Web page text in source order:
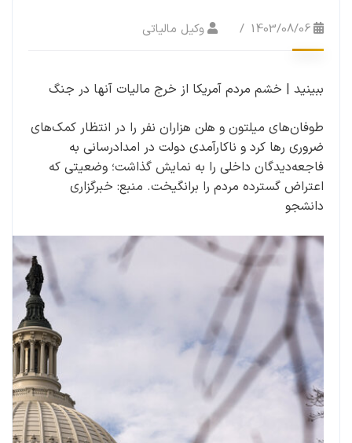
1403/08/06 وکیل مالیاتی
ببینید | خشم مردم آمریکا از خرج مالیات آنها در جنگ
طوفان‌های میلتون و هلن هزاران نفر را در انتظار کمک‌های
ضروری رها کرد و ناکارآمدی دولت در امدادرسانی به
فاجعه‌دیدگان داخلی را به نمایش گذاشت؛ وضعیتی که
اعتراض گسترده مردم را برانگیخت. منبع: خبرگزاری
دانشجو